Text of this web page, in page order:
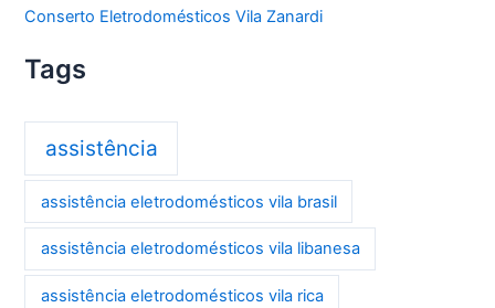
Conserto Eletrodomésticos Vila Zanardi
Tags
assistência
assistência eletrodomésticos vila brasil
assistência eletrodomésticos vila libanesa
assistência eletrodomésticos vila rica